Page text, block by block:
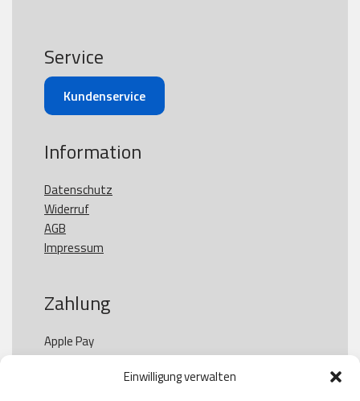
Einwilligung verwalten
Service
Kundenservice
Information
Datenschutz
Widerruf
AGB
Impressum
Zahlung
Apple Pay
Paypal